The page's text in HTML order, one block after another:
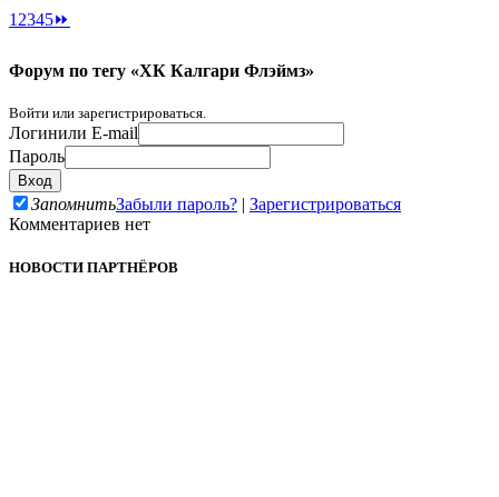
1 2345⏩
Форум по тегу «ХК Калгари Флэймз»
Войти или зарегистрироваться.
Логинили E-mail
Пароль
ЗапомнитьЗабыли пароль? | Зарегистрироваться
Комментариев нет
НОВОСТИ ПАРТНЁРОВ